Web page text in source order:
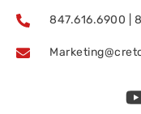
847.616.6900 |